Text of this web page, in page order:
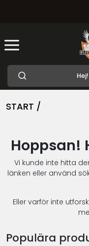
START /
Hoppsan!
Vi kunde inte hitta
länken eller använd
Eller varför inte
Populära